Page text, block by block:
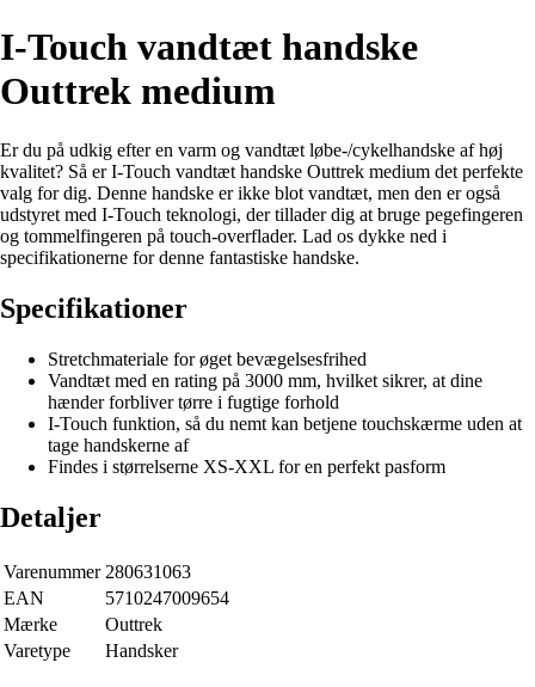
I-Touch vandtæt handske
Outtrek medium
Er du på udkig efter en varm og vandtæt løbe-/cykelhandske af høj
kvalitet? Så er I-Touch vandtæt handske Outtrek medium det perfekte
valg for dig. Denne handske er ikke blot vandtæt, men den er også
udstyret med I-Touch teknologi, der tillader dig at bruge pegefingeren
og tommelfingeren på touch-overflader. Lad os dykke ned i
specifikationerne for denne fantastiske handske.
Specifikationer
Stretchmateriale for øget bevægelsesfrihed
Vandtæt med en rating på 3000 mm, hvilket sikrer, at dine
hænder forbliver tørre i fugtige forhold
I-Touch funktion, så du nemt kan betjene touchskærme uden at
tage handskerne af
Findes i størrelserne XS-XXL for en perfekt pasform
Detaljer
Varenummer 280631063
EAN
5710247009654
Mærke
Outtrek
Varetype
Handsker